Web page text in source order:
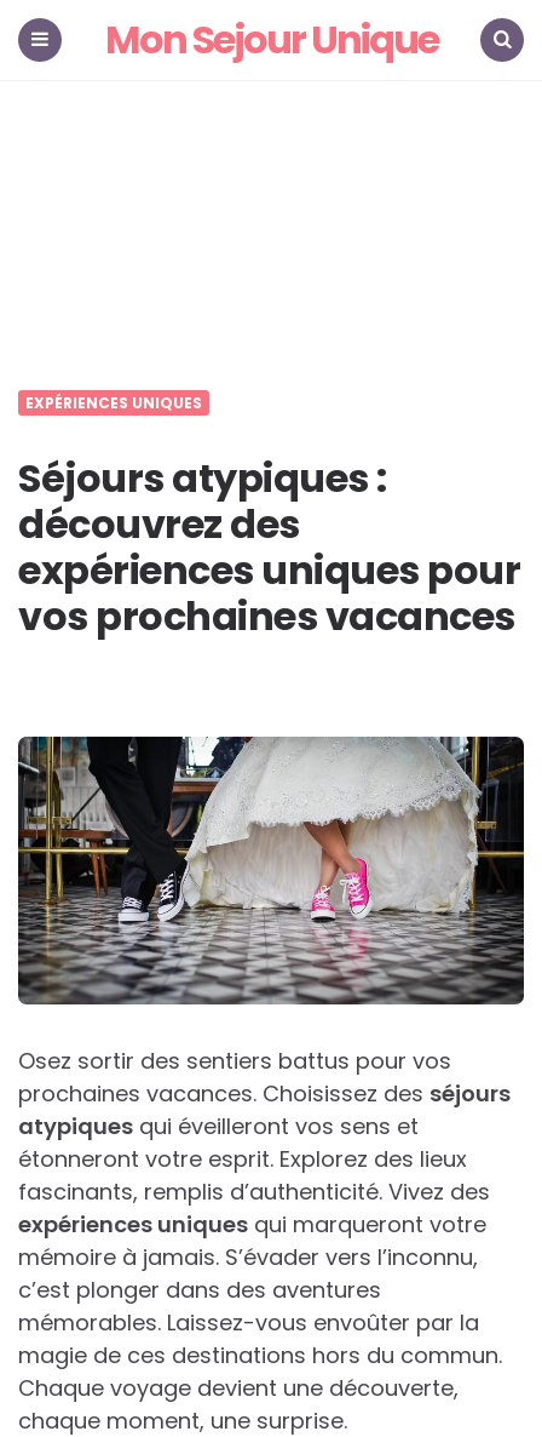
Mon Sejour Unique
EXPÉRIENCES UNIQUES
Séjours atypiques :
découvrez des
expériences uniques pour
vos prochaines vacances
Osez sortir des sentiers battus pour vos
prochaines vacances. Choisissez des séjours
atypiques qui éveilleront vos sens et
étonneront votre esprit. Explorez des lieux
fascinants, remplis d’authenticité. Vivez des
expériences uniques qui marqueront votre
mémoire à jamais. S’évader vers l’inconnu,
c’est plonger dans des aventures
mémorables. Laissez-vous envoûter par la
magie de ces destinations hors du commun.
Chaque voyage devient une découverte,
chaque moment, une surprise.